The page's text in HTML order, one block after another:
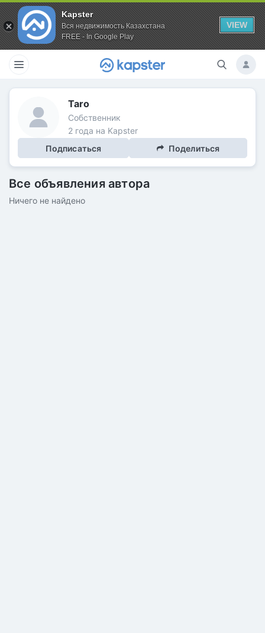
Kapster
Вся недвижимость Казахстана
FREE - In Google Play
VIEW
Taro
Собственник
2 года на Kapster
Подписаться
Поделиться
Все объявления автора
Ничего не найдено